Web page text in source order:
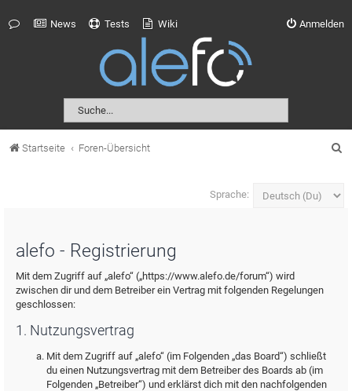
News Tests Wiki Anmelden
Startseite Foren-Übersicht
Sprache:
alefo - Registrierung
Mit dem Zugriff auf „alefo“ („https://www.alefo.de/forum“) wird
zwischen dir und dem Betreiber ein Vertrag mit folgenden Regelungen
geschlossen:
1. Nutzungsvertrag
Mit dem Zugriff auf „alefo“ (im Folgenden „das Board“) schließt
du einen Nutzungsvertrag mit dem Betreiber des Boards ab (im
Folgenden „Betreiber“) und erklärst dich mit den nachfolgenden